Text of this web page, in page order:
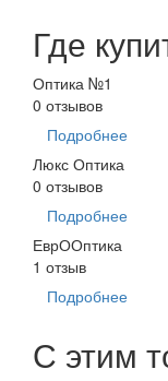
Где
Оптика №1
0 отзывов
Подробнее
Люкс Оптика
0 отзывов
Подробнее
ЕврООптика
1 отзыв
Подробнее
С этим